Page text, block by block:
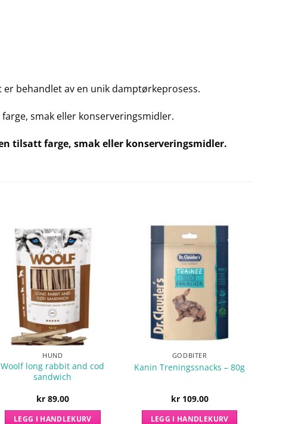
behandlet av en unik damptørkeprosess.
smak eller konserveringsmidler.
tilsatt farge, smak eller konserveringsmidler.
Legg til i
ønskelisten
HUND
Woolf long rabbit and cod
sandwich
kr89.00
LEGG I HANDLEKURV
ønskelisten
GODBITER
Kanin Treningssnacks – 80g
kr109.00
LEGG I HANDLEKURV